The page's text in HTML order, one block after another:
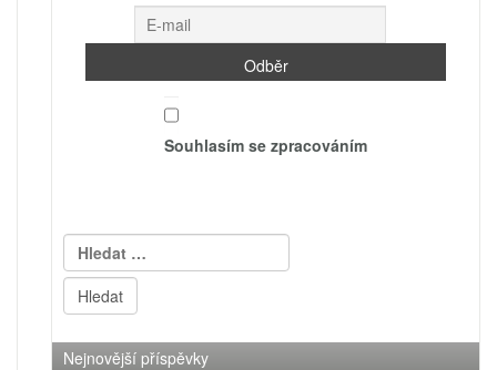
Souhlasím se zpracováním
Vyhledávání
Nejnovější příspěvky